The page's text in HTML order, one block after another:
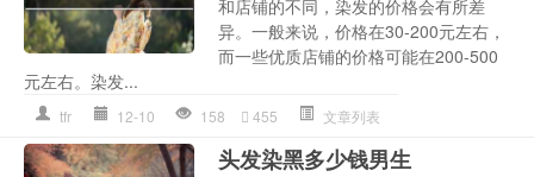
和店铺的不同，染发的价格会有所差
异。一般来说，价格在30-200元左右，
而一些优质店铺的价格可能在200-500
元左右。染发...
tfr 12-10 158 455 文章列表
头发染黑多少钱男生